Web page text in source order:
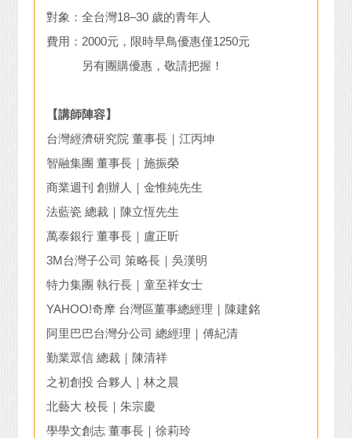
對象：全台灣18–30 歲的青年人
費用：2000元，限時早鳥優惠僅1250元
另有團購優惠，敬請把握！
【講師陣容】
台灣經濟研究院 董事長｜江丙坤
智融集團 董事長｜施振榮
商業週刊 創辦人｜金惟純先生
法藍瓷 總裁｜陳立恆先生
萬泰銀行 董事長｜盧正昕
3M台灣子公司 策略長｜吳漢明
特力集團 執行長｜童至祥女士
YAHOO!奇摩 台灣區董事總經理｜陳建銘
阿里巴巴台灣分公司 總經理｜傅紀清
勤業眾信 總裁｜陳清祥
之初創投 合夥人｜林之晨
北藝大 校長｜朱宗慶
學學文創志 董事長｜徐莉玲